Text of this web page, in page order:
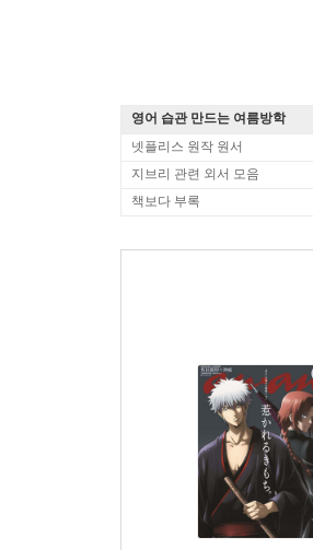
영어 습관 만드는 여름방학
넷플리스 원작 원서
지브리 관련 외서 모음
책보다 부록